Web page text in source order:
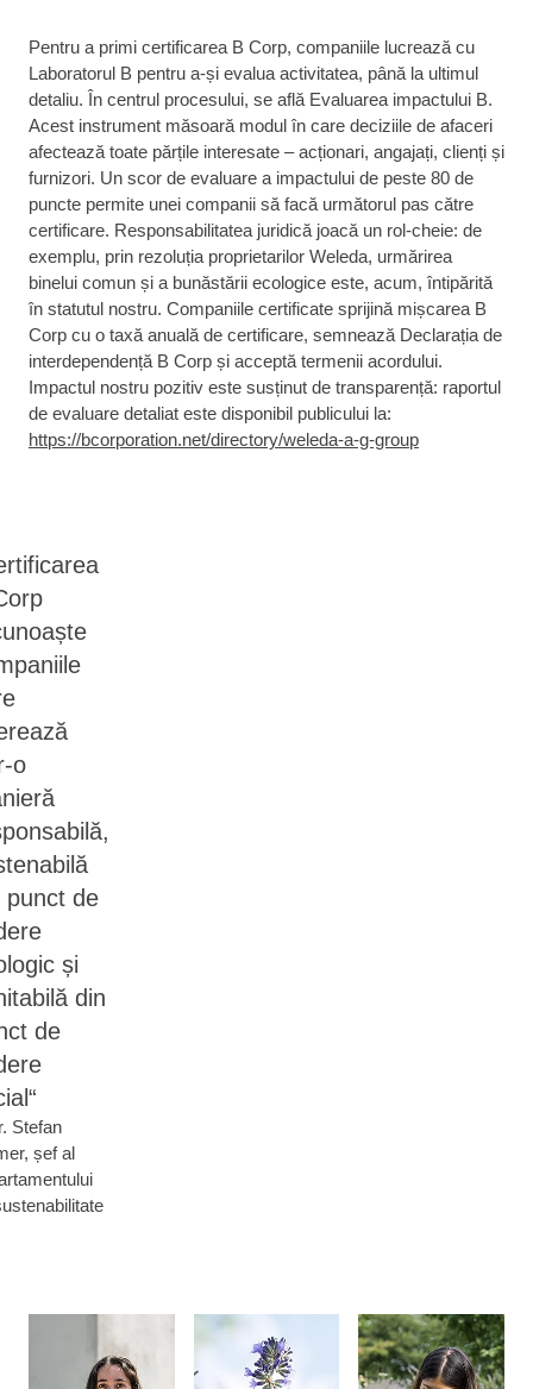
Pentru a primi certificarea B Corp, companiile lucrează cu
Laboratorul B pentru a-și evalua activitatea, până la ultimul
detaliu. În centrul procesului, se află Evaluarea impactului B.
Acest instrument măsoară modul în care deciziile de afaceri
afectează toate părțile interesate – acționari, angajați, clienți și
furnizori. Un scor de evaluare a impactului de peste 80 de
puncte permite unei companii să facă următorul pas către
certificare. Responsabilitatea juridică joacă un rol-cheie: de
exemplu, prin rezoluția proprietarilor Weleda, urmărirea
binelui comun și a bunăstării ecologice este, acum, întipărită
în statutul nostru. Companiile certificate sprijină mișcarea B
Corp cu o taxă anuală de certificare, semnează Declarația de
interdependență B Corp și acceptă termenii acordului.
Impactul nostru pozitiv este susținut de transparență: raportul
de evaluare detaliat este disponibil publicului la:
https://bcorporation.net/directory/weleda-a-g-group
o
punct de
și
din
de
Stefan
șef al